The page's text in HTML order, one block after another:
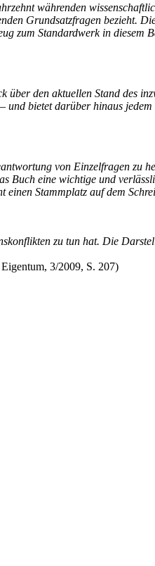
währenden
Grundsatzfragen bezieht.
zum Standardwerk in diesem
den aktuellen Stand des
bietet darüber hinaus
von Einzelfragen zu
Buch eine wichtige und
Stammplatz auf dem
zu tun hat. Die
3/2009, S. 207)